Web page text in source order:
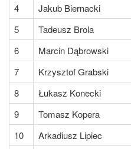
4
Jakub Biernacki
5
Tadeusz Brola
6
Marcin Dąbrowski
7
Krzysztof Grabski
8
Łukasz Konecki
9
Tomasz Kopera
10
Arkadiusz Lipiec